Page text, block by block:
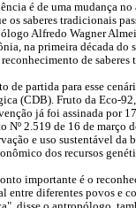
é de uma mudança
os saberes tradicionais
Alfredo Wagner
na primeira década
reconhecimento de
de partida para esse
(CDB). Fruto da Eco-
já foi assinada por
Nº 2.519 de 16 de março
e uso sustentável da
dos recursos
importante é o
entre diferentes povos e